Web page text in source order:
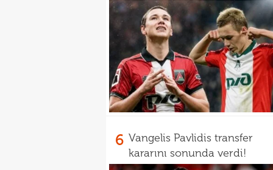
6 Vangelis Pavlidis transfer
kararını sonunda verdi!